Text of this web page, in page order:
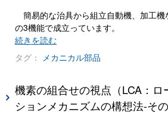
簡易的な治具から組立自動機、加工機
の3機能で成立っています。
続きを読む
タグ： メカニカル部品
機素の組合せの視点（LCA：
ションメカニズムの構想法-その